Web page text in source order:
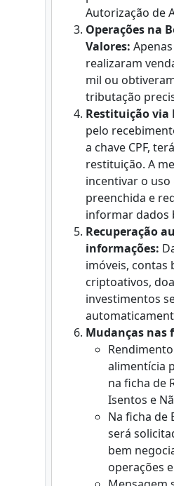
Autorização de
Operações na
Valores:
realizaram
mil ou
tributação
Restituição via
pelo
a chave CPF,
restituição. A
incentivar o
preenchida e
informar dados
Recuperação
informações:
imóveis, contas
criptoativos,
investimentos
Mudanças nas
alimentícia
na ficha de
Isentos e
Na ficha de
será
bem
operações